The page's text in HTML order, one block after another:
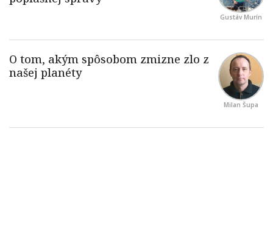
Gustáv Murín
Milan Šupa